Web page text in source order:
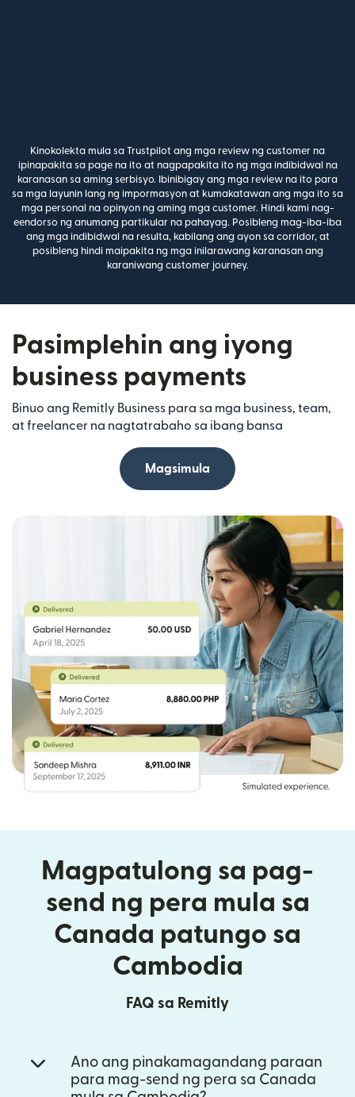
Kinokolekta mula sa Trustpilot ang mga review ng customer na
ipinapakita sa page na ito at nagpapakita ito ng mga indibidwal na
karanasan sa aming serbisyo. Ibinibigay ang mga review na ito para
sa mga layunin lang ng impormasyon at kumakatawan ang mga ito sa
mga personal na opinyon ng aming mga customer. Hindi kami nag-
eendorso ng anumang partikular na pahayag. Posibleng mag-iba-iba
ang mga indibidwal na resulta, kabilang ang ayon sa corridor, at
posibleng hindi maipakita ng mga inilarawang karanasan ang
karaniwang customer journey.
Pasimplehin ang iyong
business payments
Binuo ang Remitly Business para sa mga business, team,
at freelancer na nagtatrabaho sa ibang bansa
Magsimula
Magpatulong sa pag-
send ng pera mula sa
Canada patungo sa
Cambodia
FAQ sa Remitly
Ano ang pinakamagandang paraan
para mag-send ng pera sa Canada